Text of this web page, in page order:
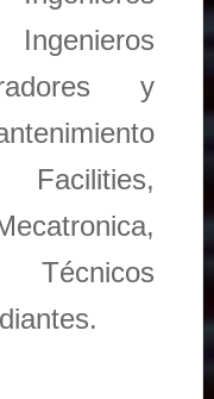
y
Facilities,